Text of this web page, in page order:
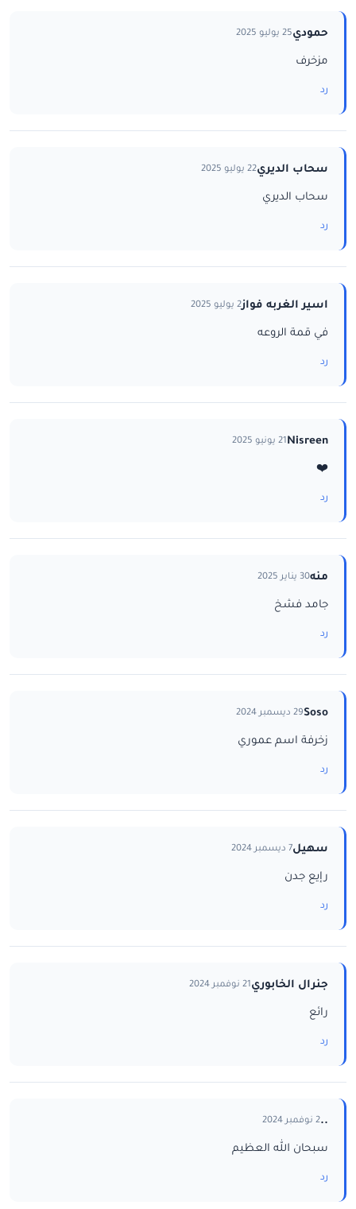
حمودي25 يوليو 2025
مزخرف
رد
سحاب الديري22 يوليو 2025
سحاب الديري
رد
اسير الغربه فواز2 يوليو 2025
في قمة الروعه
رد
Nisreen21 يونيو 2025
❤️
رد
منه30 يناير 2025
جامد فشخ
رد
Soso29 ديسمبر 2024
زخرفة اسم عموري
رد
سهيل7 ديسمبر 2024
رإيع جدن
رد
جنرال الخابوري21 نوفمبر 2024
رائع
رد
..2 نوفمبر 2024
سبحان الله العظيم
رد